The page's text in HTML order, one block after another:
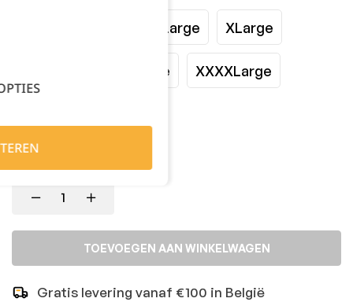
Large XLarge
XXXLarge XXXXLarge
TOEVOEGEN AAN WINKELWAGEN
Gratis levering vanaf €100 in België